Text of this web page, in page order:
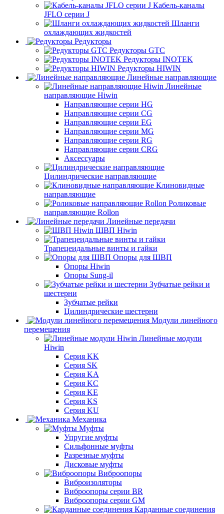
Кабель-каналы
JFLO серии J
Шланги
охлаждающих жидкостей
Редукторы
Редукторы GTC
Редукторы INOTEK
Редукторы HIWIN
Линейные направляющие
Линейные
направляющие Hiwin
Направляющие серии HG
Направляющие серии CG
Направляющие серии EG
Направляющие серии MG
Направляющие серии RG
Направляющие серии CRG
Аксессуары
Цилиндрические направляющие
Клиновидные
направляющие
Роликовые
направляющие Rollon
Линейные передачи
ШВП Hiwin
Трапецеидальные винты и гайки
Опоры для ШВП
Опоры Hiwin
Опоры Sung-il
Зубчатые рейки и
шестерни
Зубчатые рейки
Цилиндрические шестерни
Модули линейного
перемещения
Линейные модули
Hiwin
Серия KK
Серия SK
Серия KA
Серия KC
Серия KE
Серия KS
Серия KU
Механика
Муфты
Упругие муфты
Сильфонные муфты
Разрезные муфты
Дисковые муфты
Виброопоры
Виброизоляторы
Виброопоры серии BR
Виброопоры серии GM
Карданные соединения